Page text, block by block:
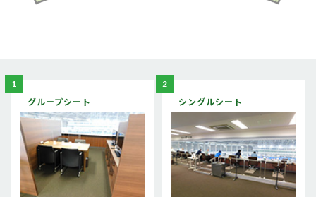
1
グループシート
2
シングルシート